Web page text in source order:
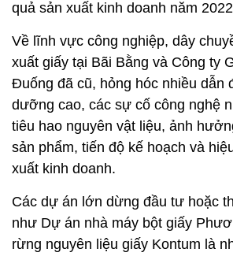
quả sản xuất kinh doanh năm
Về lĩnh vực công nghiệp, dây
xuất giấy tại Bãi Bằng và Công ty
Đuống đã cũ, hỏng hóc nhiều dẫn
dưỡng cao, các sự cố công nghệ
tiêu hao nguyên vật liệu, ảnh
sản phẩm, tiến độ kế hoạch và
xuất kinh doanh.
Các dự án lớn dừng đầu tư hoặc
như Dự án nhà máy bột giấy
rừng nguyên liệu giấy Kontum là